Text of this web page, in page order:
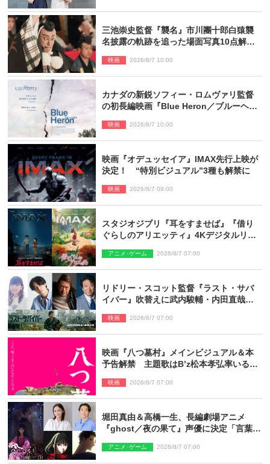
三池崇史監督『襲名』市川團十郎白猿襲
名披露の軌跡を追った場面写真10点解
映画 2026/8/7 10:00
カナダの新鋭ソフィー・ロムヴァリ監督
の初長編映画『Blue Heron／ブルーヘロ
映画 2026/8/7 10:00
映画『オデュッセイア』IMAX先行上映が
決定！ “特別ビジュアル”3種も解禁に
映画 2026/8/7 09:00
スタジオジブリ『耳をすませば』『借り
ぐらしのアリエッティ』4Kデジタルリマ
アニメ･ゲーム 2026/8/7 07:00
リドリー・スコット監督『ラスト・サバ
イバー』吹替えに武内駿輔・内田直哉・
結！
映画 2026/8/7 07:00
映画『八つ墓村』メインビジュアル＆本
予告解禁 主題歌はB’z松本孝弘率いる
映画 2026/8/7 07:00
堀田真由＆高橋一生、長編劇場アニメ
『ghost／夜の果て』声優に決定「言葉に
た」
アニメ･ゲーム 2026/8/7 07:00